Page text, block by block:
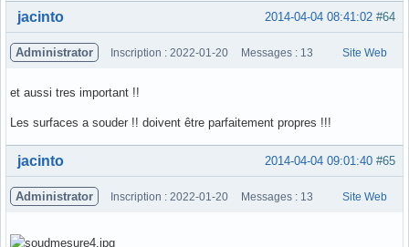
Hors ligne #64
2014-04-04 08:41:02
jacinto
Administrator Inscription : 2022-01-20 Messages : 13 Site Web
et aussi tres important !!
Les surfaces a souder !! doivent être parfaitement propres !!!
Hors ligne #65
2014-04-04 09:01:40
jacinto
Administrator Inscription : 2022-01-20 Messages : 13 Site Web